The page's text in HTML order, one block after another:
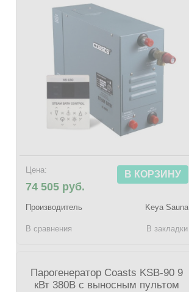
Цена:
74 505 руб.
В КОРЗИНУ
Производитель Keya Sauna
В сравнения В закладки
Парогенератор Coasts KSB-90 9
кВт 380В с выносным пультом